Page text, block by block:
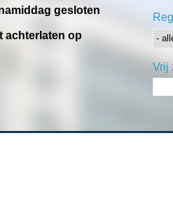
gesloten
achterlaten op
Vrij